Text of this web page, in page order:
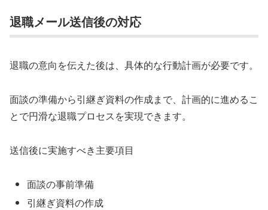
退職メール送信後の対応
退職の意向を伝えた後は、具体的な行動計画が必要です。
面談の準備から引継ぎ資料の作成まで、計画的に進めるこ
とで円滑な退職プロセスを実現できます。
送信後に実施すべき主要項目
面談の事前準備
引継ぎ資料の作成